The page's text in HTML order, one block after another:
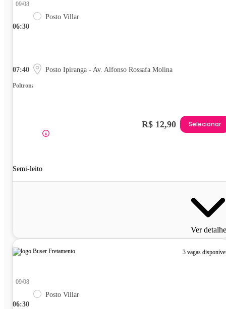
06:30
09/08
Posto Villar
07:40 Posto Ipiranga - Av. Alfonso Rossafa Molina
Poltrona
Semi-leito
R$ 12,90 Selecionar
Ver
3 vagas
06:30
09/08
Posto Villar